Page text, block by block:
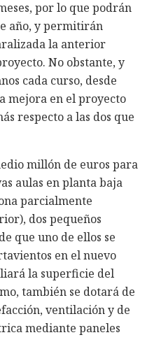
por lo que podrán
año, y permitirán
la anterior
No obstante, y
cada curso, desde
mejora en el proyecto
respecto a las dos que
millón de euros para
aulas en planta baja
parcialmente
dos pequeños
que uno de ellos se
en el nuevo
la superficie del
también se dotará de
ventilación y de
mediante paneles